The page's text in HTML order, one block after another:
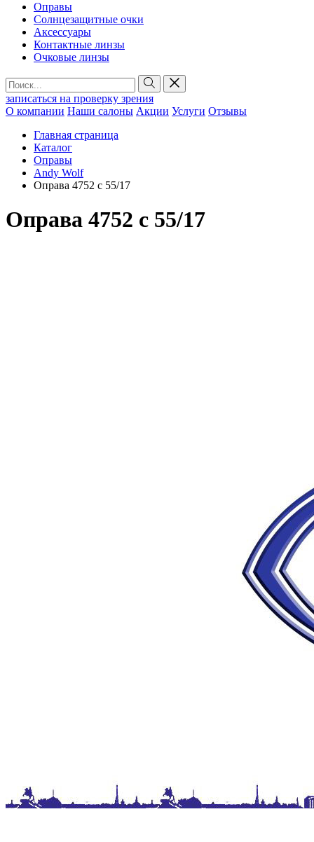
Оправы
Солнцезащитные очки
Аксессуары
Контактные линзы
Очковые линзы
записаться на проверку зрения
О компании Наши салоны Акции Услуги Отзывы
Главная страница
Каталог
Оправы
Andy Wolf
Оправа 4752 c 55/17
Оправа 4752 c 55/17